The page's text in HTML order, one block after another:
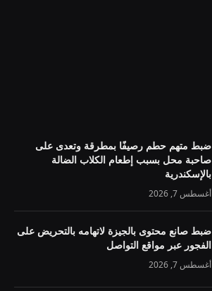
ضبط متهم حطم رصيفًا بمطرقة وتعدى على
صاحبة محل بسبب إطعام الكلاب الضالة
بالإسكندرية
أغسطس 7, 2026
ضبط صانع محتوى بالجيزة لاتهامه بالتحريض على
الفجور عبر مواقع التواصل
أغسطس 7, 2026